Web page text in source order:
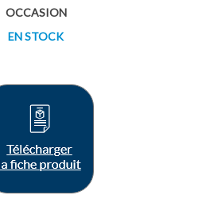
OCCASION
EN STOCK